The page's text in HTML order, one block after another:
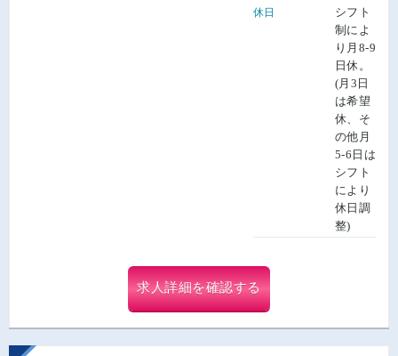
休日
シフト
制によ
り月8-9
日休。
(月3日
は希望
休、そ
の他月
5-6日は
シフト
により
休日調
整)
求人詳細を確認する